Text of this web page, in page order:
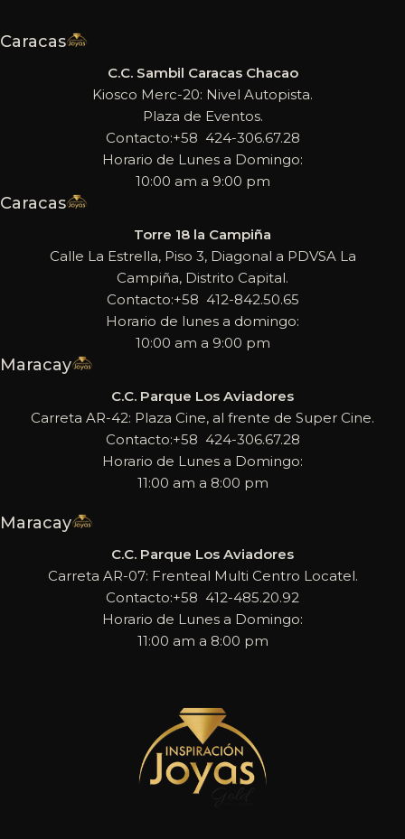
Caracas
C.C. Sambil Caracas Chacao
Kiosco Merc-20: Nivel Autopista.
Plaza de Eventos.
Contacto:+58 424-306.67.28
Horario de Lunes a Domingo:
10:00 am a 9:00 pm
Caracas
Torre 18 la Campiña
Calle La Estrella, Piso 3, Diagonal a PDVSA La
Campiña, Distrito Capital.
Contacto:+58 412-842.50.65
Horario de lunes a domingo:
10:00 am a 9:00 pm
Maracay
C.C. Parque Los Aviadores
Carreta AR-42: Plaza Cine, al frente de Super Cine.
Contacto:+58 424-306.67.28
Horario de Lunes a Domingo:
11:00 am a 8:00 pm
Maracay
C.C. Parque Los Aviadores
Carreta AR-07: Frenteal Multi Centro Locatel.
Contacto:+58 412-485.20.92
Horario de Lunes a Domingo:
11:00 am a 8:00 pm